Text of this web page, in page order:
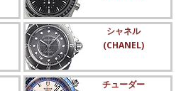
シャネル
(CHANEL)
チューダー